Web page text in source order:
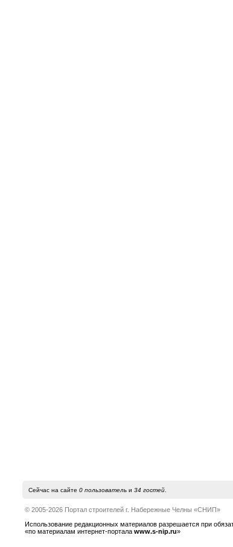
Сейчас на сайте 0 пользовательи 34 гостей.
© 2005-2026 Портал строителей г. Набережные Челны «СНИП»
Использование редакционных материалов разрешается при
«по материалам интернет-портала www.s-nip.ru»